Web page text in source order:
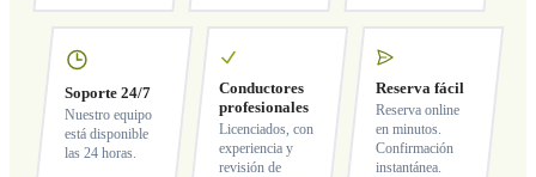
Soporte 24/7
Nuestro equipo
está disponible
las 24 horas.
Conductores
profesionales
Licenciados, con
experiencia y
revisión de
Reserva fácil
Reserva online
en minutos.
Confirmación
instantánea.